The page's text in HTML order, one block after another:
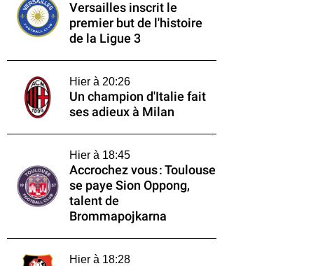
Versailles inscrit le
premier but de l'histoire
de la Ligue 3
Hier à 20:26
Un champion d'Italie fait
ses adieux à Milan
Hier à 18:45
Accrochez vous : Toulouse
se paye Sion Oppong,
talent de
Brommapojkarna
Hier à 18:28